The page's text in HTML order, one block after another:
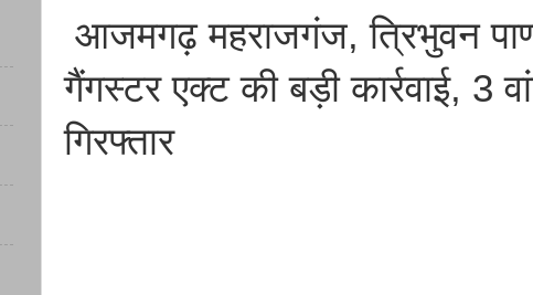
आजमगढ़ महराजगंज, त्रिभुवन
गैंगस्टर एक्ट की बड़ी कार्रवाई, 3
गिरफ्तार